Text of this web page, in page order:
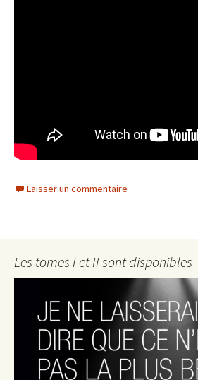
Laisser un commentaire
Les tomes I et II sont disponibles